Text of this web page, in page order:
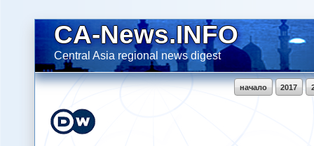
CA-News.INFO
Central Asia regional news digest
2017
начало